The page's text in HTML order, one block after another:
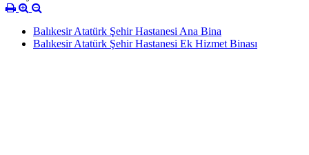
Balıkesir Atatürk Şehir Hastanesi Ana Bina
Balıkesir Atatürk Şehir Hastanesi Ek Hizmet Binası